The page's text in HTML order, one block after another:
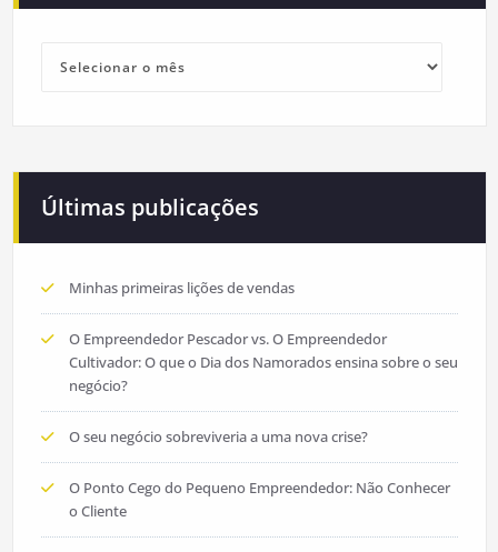
Últimas publicações
Minhas primeiras lições de vendas
O Empreendedor Pescador vs. O Empreendedor
Cultivador: O que o Dia dos Namorados ensina sobre o seu
negócio?
O seu negócio sobreviveria a uma nova crise?
O Ponto Cego do Pequeno Empreendedor: Não Conhecer
o Cliente